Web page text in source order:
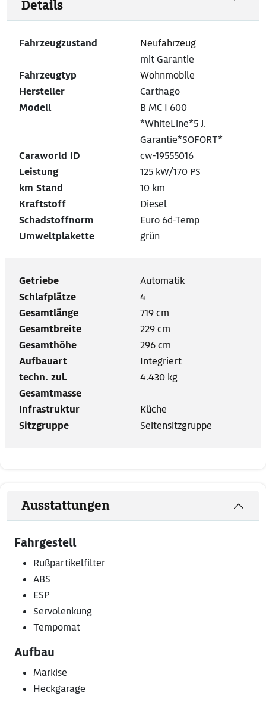
Details
Fahrzeugzustand
Neufahrzeug
mit Garantie
Fahrzeugtyp
Wohnmobile
Hersteller
Carthago
Modell
B MC I 600
*WhiteLine*5 J.
Garantie*SOFORT*
Caraworld ID
cw-19555016
Leistung
125 kW/170 PS
km Stand
10 km
Kraftstoff
Diesel
Schadstoffnorm
Euro 6d-Temp
Umweltplakette
grün
Getriebe
Automatik
Schlafplätze
4
Gesamtlänge
719 cm
Gesamtbreite
229 cm
Gesamthöhe
296 cm
Aufbauart
Integriert
techn. zul.
Gesamtmasse
4.430 kg
Infrastruktur
Küche
Sitzgruppe
Seitensitzgruppe
Ausstattungen
Fahrgestell
Rußpartikelfilter
ABS
ESP
Servolenkung
Tempomat
Aufbau
Markise
Heckgarage